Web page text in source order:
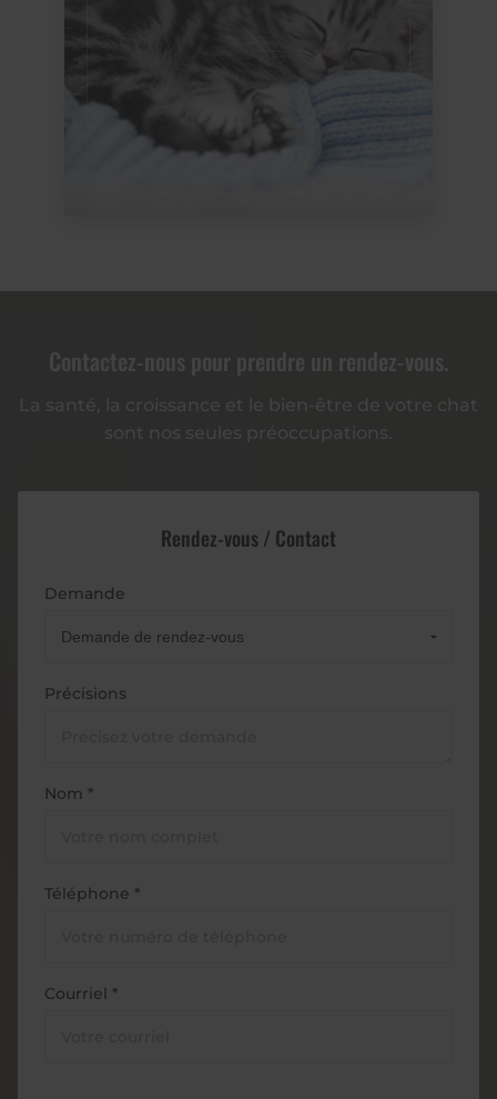
Contactez-nous pour prendre un rendez-vous.
La santé, la croissance et le bien-être de votre chat
sont nos seules préoccupations.
Rendez-vous / Contact
Demande
Précisions
Nom *
Téléphone *
Courriel *